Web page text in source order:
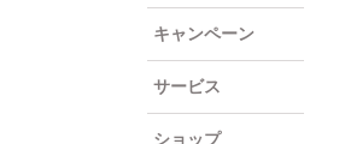
キャンペーン
サービス
ショップ